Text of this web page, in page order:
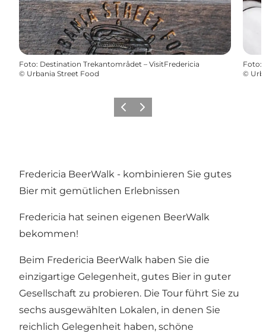
Foto: Destination Trekantområdet – VisitFredericia
© Urbania Street Food
Foto:
©
ZurückWeiter
Fredericia BeerWalk - kombinieren Sie gutes
Bier mit gemütlichen Erlebnissen
Fredericia hat seinen eigenen BeerWalk
bekommen!
Beim Fredericia BeerWalk haben Sie die
einzigartige Gelegenheit, gutes Bier in guter
Gesellschaft zu probieren. Die Tour führt Sie zu
sechs ausgewählten Lokalen, in denen Sie
reichlich Gelegenheit haben, schöne